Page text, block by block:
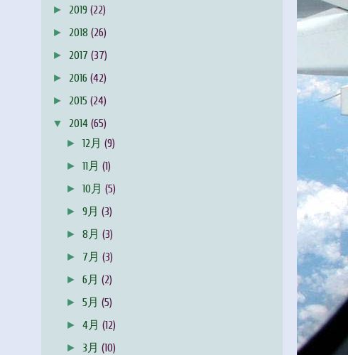
► 2019 (22)
► 2018 (26)
► 2017 (37)
► 2016 (42)
► 2015 (24)
▼ 2014 (65)
►12月(9)
►11月(1)
►10月(5)
►9月(3)
►8月(3)
► 7月(3)
►6月(2)
►5月(5)
►4月(12)
► 3月(10)